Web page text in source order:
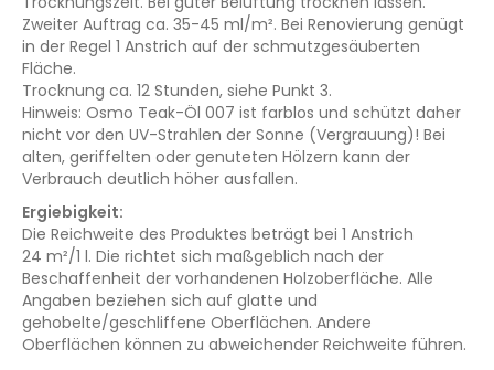
Zweiter Auftrag ca. 35-45 ml/m². Bei Renovierung genügt
in der Regel 1 Anstrich auf der schmutzgesäuberten
Fläche.
Trocknung ca. 12 Stunden, siehe Punkt 3.
Hinweis: Osmo Teak-Öl 007 ist farblos und schützt daher
nicht vor den UV-Strahlen der Sonne (Vergrauung)! Bei
alten, geriffelten oder genuteten Hölzern kann der
Verbrauch deutlich höher ausfallen.
Ergiebigkeit:
Die Reichweite des Produktes beträgt bei 1 Anstrich
24 m²/1 l. Die richtet sich maßgeblich nach der
Beschaffenheit der vorhandenen Holzoberfläche. Alle
Angaben beziehen sich auf glatte und
gehobelte/geschliffene Oberflächen. Andere
Oberflächen können zu abweichender Reichweite führen.